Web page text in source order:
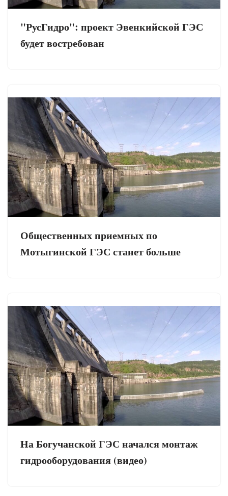
"РусГидро": проект Эвенкийской ГЭС
будет востребован
Общественных приемных по
Мотыгинской ГЭС станет больше
На Богучанской ГЭС начался монтаж
гидрооборудования (видео)